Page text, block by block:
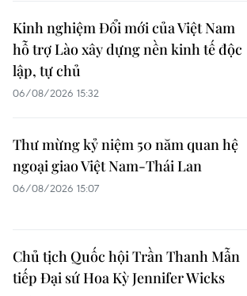
Kinh nghiệm Đổi mới của Việt Nam
hỗ trợ Lào xây dựng nền kinh tế độc
lập, tự chủ
06/08/2026 15:32
Thư mừng kỷ niệm 50 năm quan hệ
ngoại giao Việt Nam-Thái Lan
06/08/2026 15:07
Chủ tịch Quốc hội Trần Thanh Mẫn
tiếp Đại sứ Hoa Kỳ Jennifer Wicks